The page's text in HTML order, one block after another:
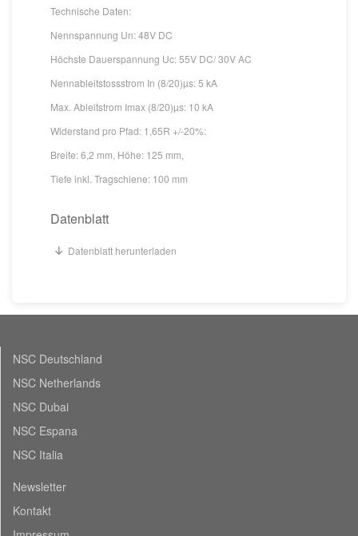
Technische Daten:
Nennspannung Un: 48V DC
Höchste Dauerspannung Uc: 55V DC/ 30V AC
Nennableitstossstrom In (8/20)µs: 5 kA
Max. Ableitstrom Imax (8/20)µs: 10 kA
Widerstand pro Pfad: 1,65R +/-20%:
Breite: 6,2 mm, Höhe: 125 mm,
Tiefe inkl. Tragschiene: 100 mm
Datenblatt
Datenblatt herunterladen
NSC Deutschland
NSC Netherlands
NSC Dubai
NSC Espana
NSC Italia
Newsletter
Kontakt